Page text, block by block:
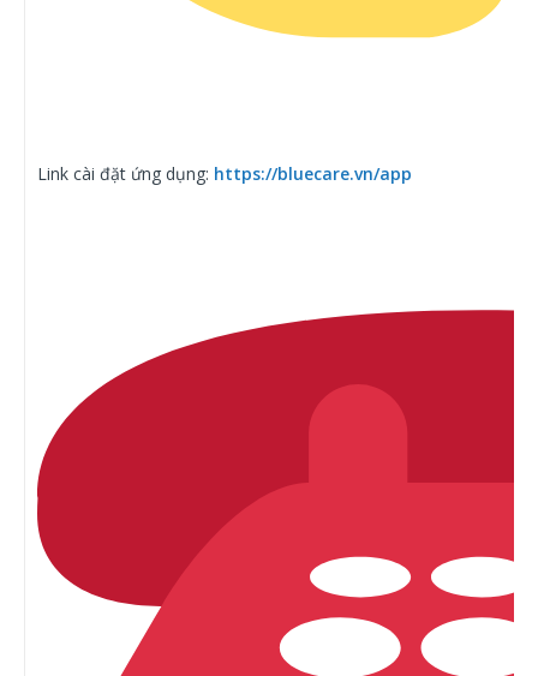
Link cài đặt ứng dụng: https://bluecare.vn/app